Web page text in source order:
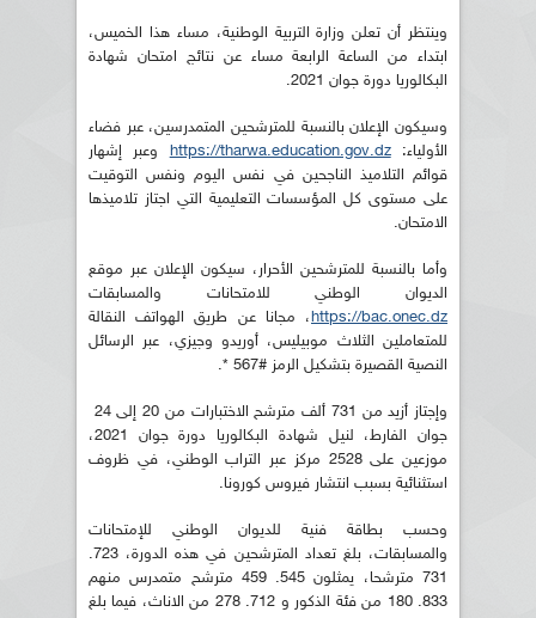
وينتظر أن تعلن وزارة التربية الوطنية، مساء هذا الخميس،
ابتداء من الساعة الرابعة مساء عن نتائج امتحان شهادة
البكالوريا دورة جوان 2021.
وسيكون الإعلان بالنسبة للمترشحين المتمدرسين، عبر فضاء
الأولياء:https://tharwa.education.gov.dz وعبر إشهار
قوائم التلاميذ الناجحين في نفس اليوم ونفس التوقيت
على مستوى كل المؤسسات التعليمية التي اجتاز تلاميذها
الامتحان.
وأما بالنسبة للمترشحين الأحرار، سيكون الإعلان عبر موقع
الديوان الوطني للامتحانات والمسابقات
https://bac.onec.dz، مجانا عن طريق الهواتف النقالة
للمتعاملين الثلاث موبيليس، أوريدو وجيزي، عبر الرسائل
النصية القصيرة بتشكيل الرمز #567 *.
جوان الفارط، لنيل شهادة البكالوريا دورة جوان 2021،
موزعين على 2528 مركز عبر التراب الوطني، في ظروف
استثنائية بسبب انتشار فيروس كورونا.
وحسب بطاقة فنية للديوان الوطني للإمتحانات
والمسابقات، بلغ تعداد المترشحين في هذه الدورة، 723.
731 مترشحا، يمثلون 545. 459 مترشح متمدرس منهم
833. 180 من فئة الذكور و 712. 278 من الاناث، فيما بلغ